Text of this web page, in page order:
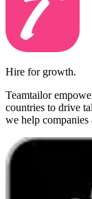
Hire for growth.
Teamtailor
countries to drive
we help companies